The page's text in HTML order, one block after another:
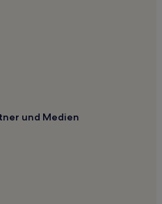
PräfekturNiigata
und Medien